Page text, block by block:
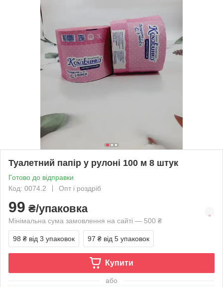
Туалетний папір у рулоні 100 м 8 штук
Готово до відправки
Код: 0074.2
Опт і роздріб
99 ₴/упаковка
Мінімальна сума замовлення на сайті — 500 ₴
98 ₴ від 3 упаковок 97 ₴ від 5 упаковок
Купити
або